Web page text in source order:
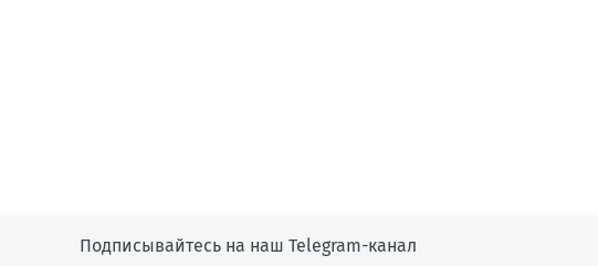
Подписывайтесь на наш Telegram-канал